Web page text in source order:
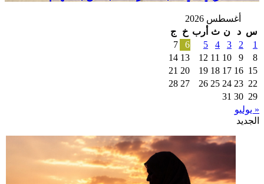
أدب
الخلاف
نترجم
خبرات
ما
قبل
المدرسة
إلى
نجاح؟
العربي
الرحالة
جمس
بكنغهام
أغسطس 2026
س د ن ث أرب خ
ج
1
2
3
4
5
6
7
8
9
10
11
12
13
14
15
16
17
18
19
20
21
22
23
24
25
26
27
28
29
30
31
« يوليو
الجديد